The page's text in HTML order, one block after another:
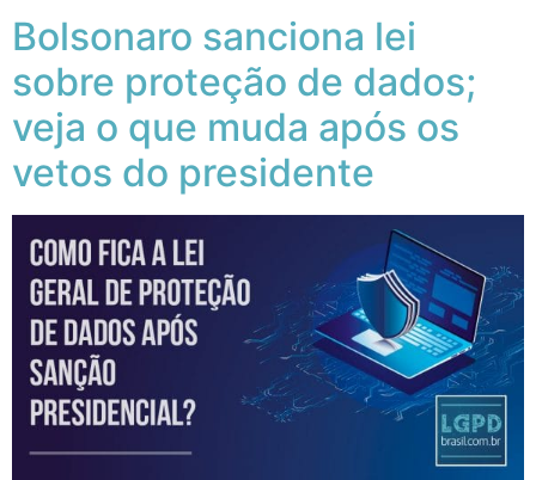
Bolsonaro sanciona lei
sobre proteção de dados;
veja o que muda após os
vetos do presidente